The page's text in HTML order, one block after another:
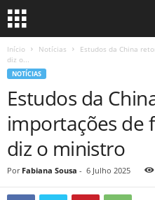
Início Notícias
Estudos da China
diz o...
NOTÍCIAS
Estudos da
importações de
diz o ministro
Por Fabiana Sousa - 6 Julho 2025